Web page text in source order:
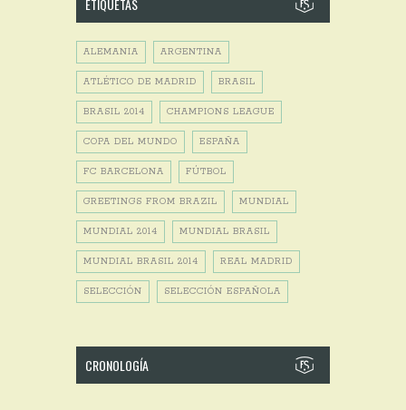
ETIQUETAS
ALEMANIA ARGENTINA
ATLÉTICO DE MADRID BRASIL
BRASIL 2014 CHAMPIONS LEAGUE
COPA DEL MUNDO ESPAÑA
FC BARCELONA FÚTBOL
GREETINGS FROM BRAZIL MUNDIAL
MUNDIAL 2014 MUNDIAL BRASIL
MUNDIAL BRASIL 2014 REAL MADRID
SELECCIÓN SELECCIÓN ESPAÑOLA
CRONOLOGÍA